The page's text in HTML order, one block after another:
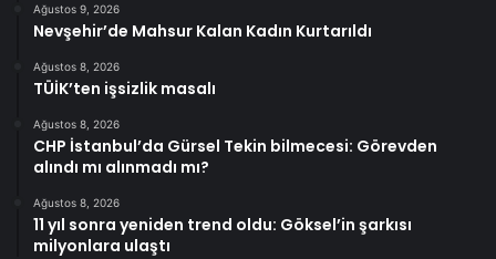
Ağustos 9, 2026
Nevşehir’de Mahsur Kalan Kadın Kurtarıldı
Ağustos 8, 2026
TÜİK’ten işsizlik masalı
Ağustos 8, 2026
CHP İstanbul’da Gürsel Tekin bilmecesi: Görevden
alındı mı alınmadı mı?
Ağustos 8, 2026
11 yıl sonra yeniden trend oldu: Göksel’in şarkısı
milyonlara ulaştı